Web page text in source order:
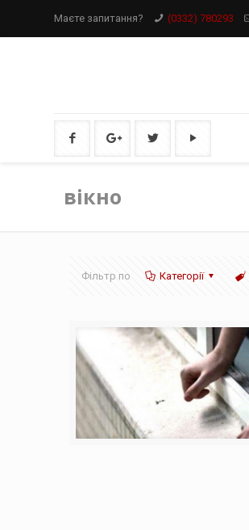
Маєте запитання? (0332) 780293
вікно
Фільтр по Категорії